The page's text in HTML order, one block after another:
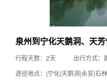
泉州到宁化天鹅洞、天
行程天数：2天
出行方式：
途径地点：|宁化|天鹅洞|永安|石林